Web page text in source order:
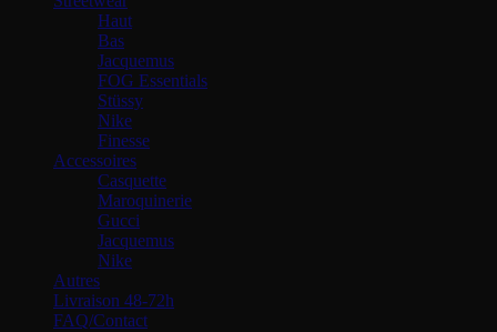
Haut
Bas
Jacquemus
FOG Essentials
Stüssy
Nike
Finesse
Accessoires
Casquette
Maroquinerie
Gucci
Jacquemus
Nike
Autres
Livraison 48-72h
FAQ/Contact